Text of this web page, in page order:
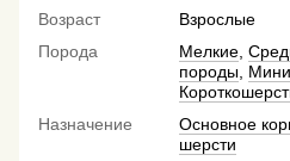
Возраст
Взрослые
Порода
Мелкие
породы
Назначение
Основное
шерсти